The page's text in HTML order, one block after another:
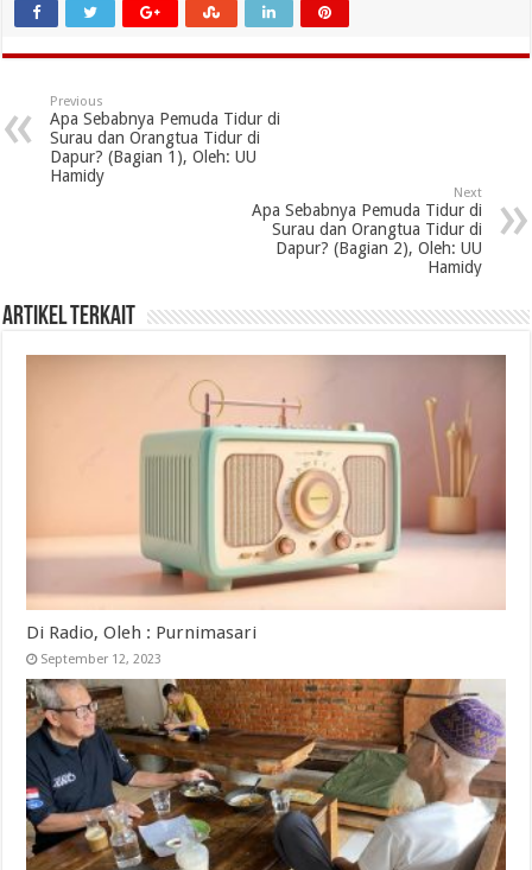
Previous
Apa Sebabnya Pemuda Tidur di
Surau dan Orangtua Tidur di
Dapur? (Bagian 1), Oleh: UU
Hamidy
Next
Apa Sebabnya Pemuda Tidur di
Surau dan Orangtua Tidur di
Dapur? (Bagian 2), Oleh: UU
Hamidy
Artikel Terkait
Di Radio, Oleh : Purnimasari
September 12, 2023